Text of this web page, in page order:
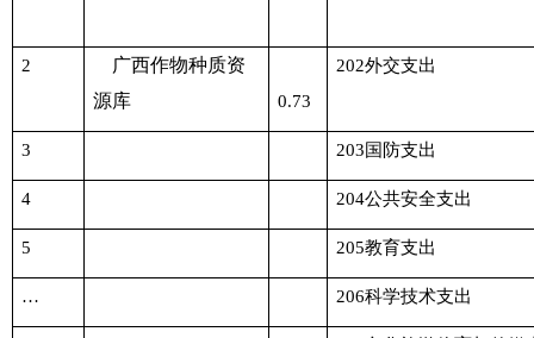
2
广西作物种质资
源库
0.73
202外交支出
3 203国防支出
4 204公共安全支出
5 205教育支出
… 206科学技术支出